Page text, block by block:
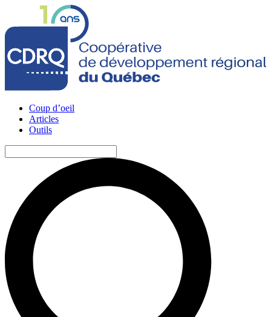
Coup d’oeil
Articles
Outils